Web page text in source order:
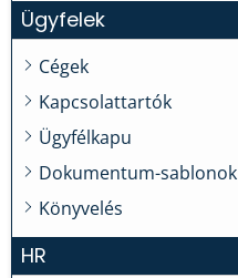
Ügyfelek
Cégek
Kapcsolattartók
Ügyfélkapu
Dokumentum-sablonok
Könyvelés
HR